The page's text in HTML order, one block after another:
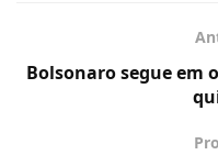
Bolsonaro segue em